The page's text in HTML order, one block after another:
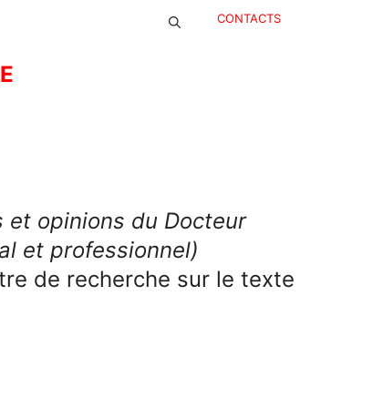
CONTACTS
et opinions du Docteur
et professionnel)
de recherche sur le texte